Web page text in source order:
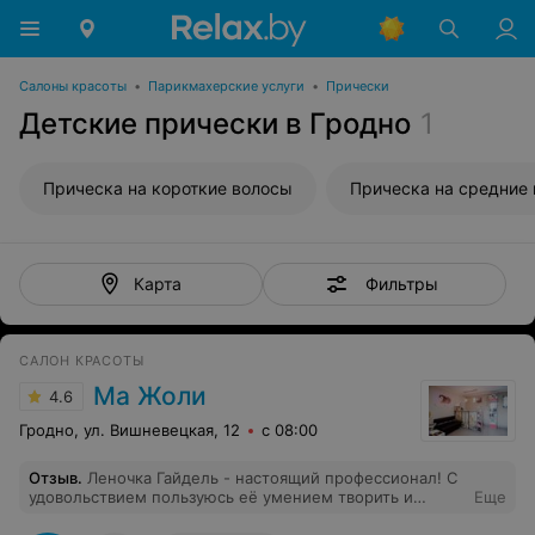
Салоны красоты • Парикмахерские услуги • Прически
Детские прически в Гродно 1
Прическа на короткие волосы Прическа на средние
Карта Фильтры
САЛОН КРАСОТЫ
4.6 Ма Жоли
Гродно, ул. Вишневецкая, 12 с 08:00
Отзыв. Леночка Гайдель - настоящий профессионал! С
удовольствием пользуюсь её умением творить и
Еще